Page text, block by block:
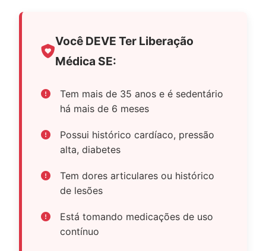
Você DEVE Ter Liberação
Médica SE:
Tem mais de 35 anos e é sedentário
há mais de 6 meses
Possui histórico cardíaco, pressão
alta, diabetes
Tem dores articulares ou histórico
de lesões
Está tomando medicações de uso
contínuo